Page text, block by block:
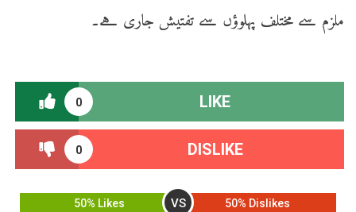
ملزم سے مختلف پہلوؤں سے تفتیش جاری ہے۔
0 LIKE
0 DISLIKE
50% Likes VS 50% Dislikes